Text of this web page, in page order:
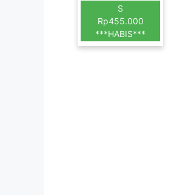
S
Rp455.000
***HABIS***